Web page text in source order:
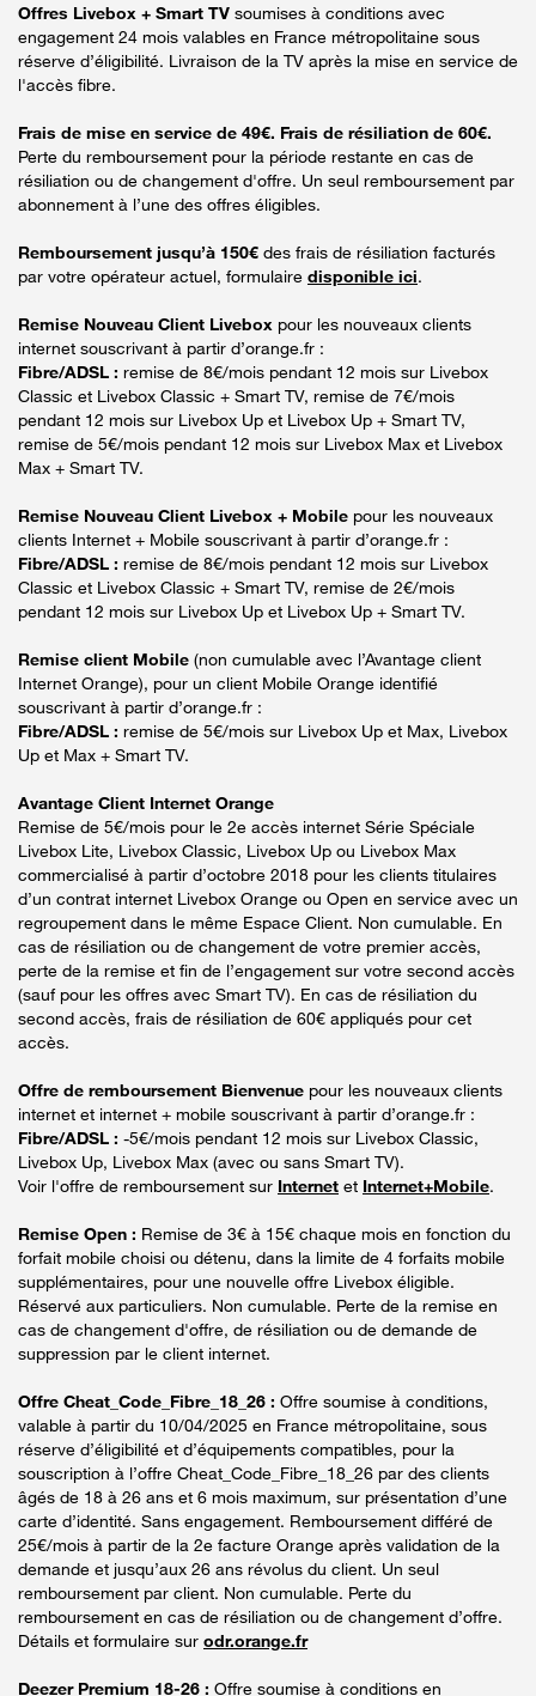
Offres Livebox + Smart TV soumises à conditions avec
engagement 24 mois valables en France métropolitaine sous
réserve d’éligibilité. Livraison de la TV après la mise en service de
l'accès fibre.
Frais de mise en service de 49€. Frais de résiliation de 60€.
Perte du remboursement pour la période restante en cas de
résiliation ou de changement d'offre. Un seul remboursement par
abonnement à l’une des offres éligibles.
Remboursement jusqu’à 150€ des frais de résiliation facturés
par votre opérateur actuel, formulaire disponible ici.
Remise Nouveau Client Livebox pour les nouveaux clients
internet souscrivant à partir d’orange.fr :
Fibre/ADSL : remise de 8€/mois pendant 12 mois sur Livebox
Classic et Livebox Classic + Smart TV, remise de 7€/mois
pendant 12 mois sur Livebox Up et Livebox Up + Smart TV,
remise de 5€/mois pendant 12 mois sur Livebox Max et Livebox
Max + Smart TV.
Remise Nouveau Client Livebox + Mobile pour les nouveaux
clients Internet + Mobile souscrivant à partir d’orange.fr :
Fibre/ADSL : remise de 8€/mois pendant 12 mois sur Livebox
Classic et Livebox Classic + Smart TV, remise de 2€/mois
pendant 12 mois sur Livebox Up et Livebox Up + Smart TV.
Remise client Mobile (non cumulable avec l’Avantage client
Internet Orange), pour un client Mobile Orange identifié
souscrivant à partir d’orange.fr :
Fibre/ADSL : remise de 5€/mois sur Livebox Up et Max, Livebox
Up et Max + Smart TV.
Avantage Client Internet Orange
Remise de 5€/mois pour le 2e accès internet Série Spéciale
Livebox Lite, Livebox Classic, Livebox Up ou Livebox Max
commercialisé à partir d’octobre 2018 pour les clients titulaires
d’un contrat internet Livebox Orange ou Open en service avec un
regroupement dans le même Espace Client. Non cumulable. En
cas de résiliation ou de changement de votre premier accès,
perte de la remise et fin de l’engagement sur votre second accès
(sauf pour les offres avec Smart TV). En cas de résiliation du
second accès, frais de résiliation de 60€ appliqués pour cet
accès.
Offre de remboursement Bienvenue pour les nouveaux clients
internet et internet + mobile souscrivant à partir d’orange.fr :
Fibre/ADSL : -5€/mois pendant 12 mois sur Livebox Classic,
Livebox Up, Livebox Max (avec ou sans Smart TV).
Voir l'offre de remboursement sur Internet et Internet+Mobile.
Remise Open : Remise de 3€ à 15€ chaque mois en fonction du
forfait mobile choisi ou détenu, dans la limite de 4 forfaits mobile
supplémentaires, pour une nouvelle offre Livebox éligible.
Réservé aux particuliers. Non cumulable. Perte de la remise en
cas de changement d'offre, de résiliation ou de demande de
suppression par le client internet.
Offre Cheat_Code_Fibre_18_26 : Offre soumise à conditions,
valable à partir du 10/04/2025 en France métropolitaine, sous
réserve d’éligibilité et d’équipements compatibles, pour la
souscription à l’offre Cheat_Code_Fibre_18_26 par des clients
âgés de 18 à 26 ans et 6 mois maximum, sur présentation d’une
carte d’identité. Sans engagement. Remboursement différé de
25€/mois à partir de la 2e facture Orange après validation de la
demande et jusqu’aux 26 ans révolus du client. Un seul
remboursement par client. Non cumulable. Perte du
remboursement en cas de résiliation ou de changement d’offre.
Détails et formulaire sur odr.orange.fr
Deezer Premium 18-26 : Offre soumise à conditions en